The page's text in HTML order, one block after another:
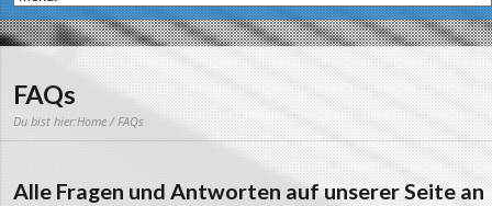
FAQs
Du bist hier:Home / FAQs
Alle Fragen und Antworten auf unserer Seite an